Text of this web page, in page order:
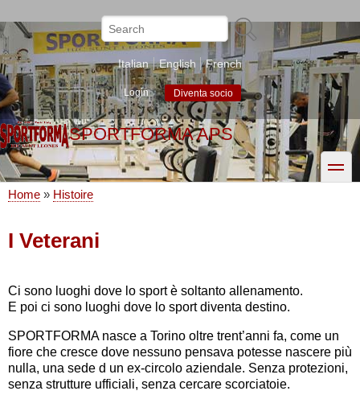
to
main
content
Search
Italian English French
Login Diventa socio
SPORTFORMA APS
toggle
Home Histoire
I Veterani
Ci sono luoghi dove lo sport è soltanto allenamento.
E poi ci sono luoghi dove lo sport diventa destino.
SPORTFORMA nasce a Torino oltre trent’anni fa, come un
fiore che cresce dove nessuno pensava potesse nascere più
nulla, una sede d un ex-circolo aziendale. Senza protezioni,
senza strutture ufficiali, senza cercare scorciatoie.